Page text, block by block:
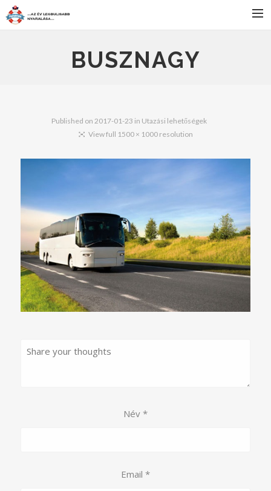
SEARCH
BUSZNAGY
Published on2017-01-23 in Utazási lehetőségek
View full 1500 × 1000 resolution
Név *
Email *